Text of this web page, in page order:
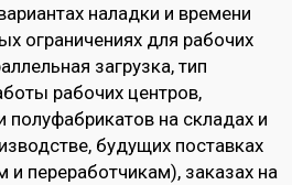
наладки и времени
ограничениях для рабочих
загрузка, тип
рабочих центров,
полуфабрикатов на складах и
будущих поставках
и переработчикам), заказах на